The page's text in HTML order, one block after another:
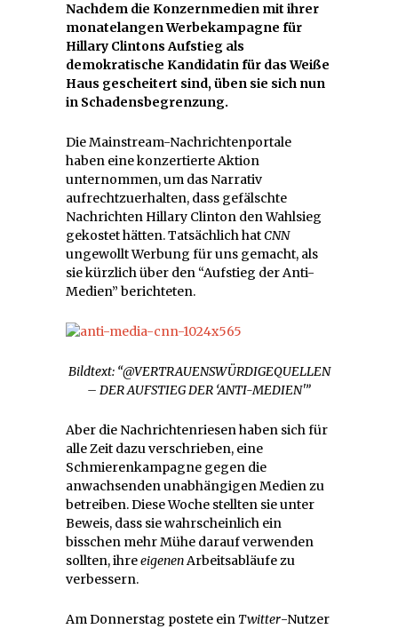
Nachdem die Konzernmedien mit ihrer
monatelangen Werbekampagne für
Hillary Clintons Aufstieg als
demokratische Kandidatin für das Weiße
Haus gescheitert sind, üben sie sich nun
in Schadensbegrenzung.
Die Mainstream-Nachrichtenportale
haben eine konzertierte Aktion
unternommen, um das Narrativ
aufrechtzuerhalten, dass gefälschte
Nachrichten Hillary Clinton den Wahlsieg
gekostet hätten. Tatsächlich hatCNN
ungewollt Werbung für uns gemacht, als
sie kürzlich über den “Aufstieg der Anti-
Medien” berichteten.
Bildtext: “@VERTRAUENSWÜRDIGEQUELLEN
– DER AUFSTIEG DER ‘ANTI-MEDIEN'”
Aber die Nachrichtenriesen haben sich für
alle Zeit dazu verschrieben, eine
Schmierenkampagne gegen die
anwachsenden unabhängigen Medien zu
betreiben. Diese Woche stellten sie unter
Beweis, dass sie wahrscheinlich ein
bisschen mehr Mühe darauf verwenden
sollten, ihreeigenenArbeitsabläufe zu
verbessern.
Am Donnerstag postete ein Twitter-Nutzer